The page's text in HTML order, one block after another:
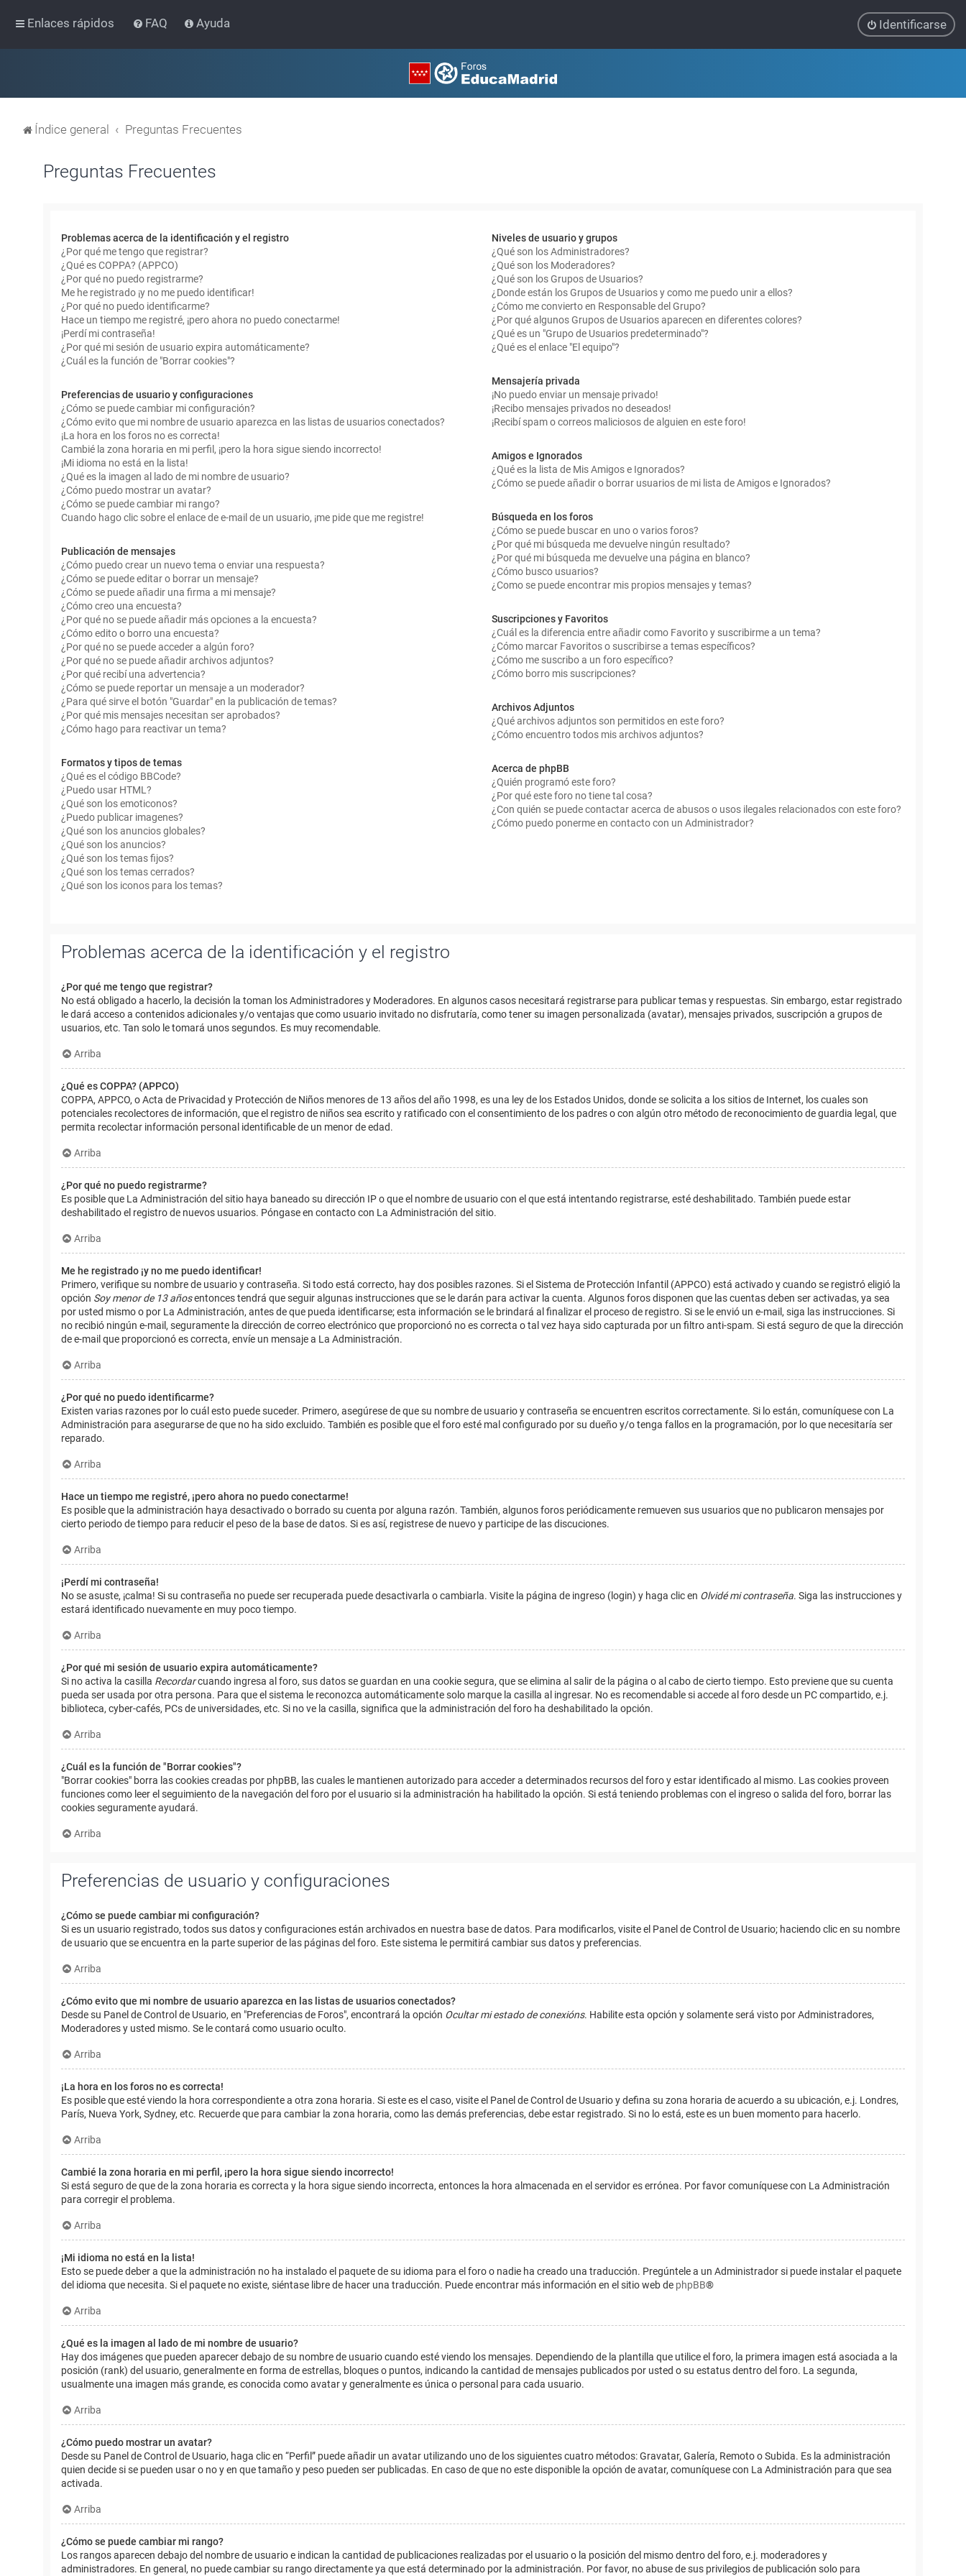
Enlaces rápidos FAQ Ayuda Identificarse
Índice general Preguntas Frecuentes
Preguntas Frecuentes
Problemas acerca de la identificación y el registro
¿Por qué me tengo que registrar?
¿Qué es COPPA? (APPCO)
¿Por qué no puedo registrarme?
Me he registrado ¡y no me puedo identificar!
¿Por qué no puedo identificarme?
Hace un tiempo me registré, ¡pero ahora no puedo conectarme!
¡Perdí mi contraseña!
¿Por qué mi sesión de usuario expira automáticamente?
¿Cuál es la función de "Borrar cookies"?
Preferencias de usuario y configuraciones
¿Cómo se puede cambiar mi configuración?
¿Cómo evito que mi nombre de usuario aparezca en las listas de usuarios conectados?
¡La hora en los foros no es correcta!
Cambié la zona horaria en mi perfil, ¡pero la hora sigue siendo incorrecto!
¡Mi idioma no está en la lista!
¿Qué es la imagen al lado de mi nombre de usuario?
¿Cómo puedo mostrar un avatar?
¿Cómo se puede cambiar mi rango?
Cuando hago clic sobre el enlace de e-mail de un usuario, ¡me pide que me registre!
Publicación de mensajes
¿Cómo puedo crear un nuevo tema o enviar una respuesta?
¿Cómo se puede editar o borrar un mensaje?
¿Cómo se puede añadir una firma a mi mensaje?
¿Cómo creo una encuesta?
¿Por qué no se puede añadir más opciones a la encuesta?
¿Cómo edito o borro una encuesta?
¿Por qué no se puede acceder a algún foro?
¿Por qué no se puede añadir archivos adjuntos?
¿Por qué recibí una advertencia?
¿Cómo se puede reportar un mensaje a un moderador?
¿Para qué sirve el botón "Guardar" en la publicación de temas?
¿Por qué mis mensajes necesitan ser aprobados?
¿Cómo hago para reactivar un tema?
Formatos y tipos de temas
¿Qué es el código BBCode?
¿Puedo usar HTML?
¿Qué son los emoticonos?
¿Puedo publicar imagenes?
¿Qué son los anuncios globales?
¿Qué son los anuncios?
¿Qué son los temas fijos?
¿Qué son los temas cerrados?
¿Qué son los iconos para los temas?
Niveles de usuario y grupos
¿Qué son los Administradores?
¿Qué son los Moderadores?
¿Qué son los Grupos de Usuarios?
¿Donde están los Grupos de Usuarios y como me puedo unir a ellos?
¿Cómo me convierto en Responsable del Grupo?
¿Por qué algunos Grupos de Usuarios aparecen en diferentes colores?
¿Qué es un "Grupo de Usuarios predeterminado"?
¿Qué es el enlace "El equipo"?
Mensajería privada
¡No puedo enviar un mensaje privado!
¡Recibo mensajes privados no deseados!
¡Recibí spam o correos maliciosos de alguien en este foro!
Amigos e Ignorados
¿Qué es la lista de Mis Amigos e Ignorados?
¿Cómo se puede añadir o borrar usuarios de mi lista de Amigos e Ignorados?
Búsqueda en los foros
¿Cómo se puede buscar en uno o varios foros?
¿Por qué mi búsqueda me devuelve ningún resultado?
¿Por qué mi búsqueda me devuelve una página en blanco?
¿Cómo busco usuarios?
¿Como se puede encontrar mis propios mensajes y temas?
Suscripciones y Favoritos
¿Cuál es la diferencia entre añadir como Favorito y suscribirme a un tema?
¿Cómo marcar Favoritos o suscribirse a temas específicos?
¿Cómo me suscribo a un foro específico?
¿Cómo borro mis suscripciones?
Archivos Adjuntos
¿Qué archivos adjuntos son permitidos en este foro?
¿Cómo encuentro todos mis archivos adjuntos?
Acerca de phpBB
¿Quién programó este foro?
¿Por qué este foro no tiene tal cosa?
¿Con quién se puede contactar acerca de abusos o usos ilegales relacionados con este foro?
¿Cómo puedo ponerme en contacto con un Administrador?
Problemas acerca de la identificación y el registro
¿Por qué me tengo que registrar?
No está obligado a hacerlo, la decisión la toman los Administradores y Moderadores. En algunos casos necesitará registrarse para publicar temas y respuestas. Sin embargo, estar registrado
le dará acceso a contenidos adicionales y/o ventajas que como usuario invitado no disfrutaría, como tener su imagen personalizada (avatar), mensajes privados, suscripción a grupos de
usuarios, etc. Tan solo le tomará unos segundos. Es muy recomendable.
Arriba
¿Qué es COPPA? (APPCO)
COPPA, APPCO, o Acta de Privacidad y Protección de Niños menores de 13 años del año 1998, es una ley de los Estados Unidos, donde se solicita a los sitios de Internet, los cuales son
potenciales recolectores de información, que el registro de niños sea escrito y ratificado con el consentimiento de los padres o con algún otro método de reconocimiento de guardia legal, que
permita recolectar información personal identificable de un menor de edad.
Arriba
¿Por qué no puedo registrarme?
Es posible que La Administración del sitio haya baneado su dirección IP o que el nombre de usuario con el que está intentando registrarse, esté deshabilitado. También puede estar
deshabilitado el registro de nuevos usuarios. Póngase en contacto con La Administración del sitio.
Arriba
Me he registrado ¡y no me puedo identificar!
Primero, verifique su nombre de usuario y contraseña. Si todo está correcto, hay dos posibles razones. Si el Sistema de Protección Infantil (APPCO) está activado y cuando se registró eligió la
opción Soy menor de 13 añosentonces tendrá que seguir algunas instrucciones que se le darán para activar la cuenta. Algunos foros disponen que las cuentas deben ser activadas, ya sea
por usted mismo o por La Administración, antes de que pueda identificarse; esta información se le brindará al finalizar el proceso de registro. Si se le envió un e-mail, siga las instrucciones. Si
no recibió ningún e-mail, seguramente la dirección de correo electrónico que proporcionó no es correcta o tal vez haya sido capturada por un filtro anti-spam. Si está seguro de que la dirección
de e-mail que proporcionó es correcta, envíe un mensaje a La Administración.
Arriba
¿Por qué no puedo identificarme?
Existen varias razones por lo cuál esto puede suceder. Primero, asegúrese de que su nombre de usuario y contraseña se encuentren escritos correctamente. Si lo están, comuníquese con La
Administración para asegurarse de que no ha sido excluido. También es posible que el foro esté mal configurado por su dueño y/o tenga fallos en la programación, por lo que necesitaría ser
reparado.
Arriba
Hace un tiempo me registré, ¡pero ahora no puedo conectarme!
Es posible que la administración haya desactivado o borrado su cuenta por alguna razón. También, algunos foros periódicamente remueven sus usuarios que no publicaron mensajes por
cierto periodo de tiempo para reducir el peso de la base de datos. Si es así, registrese de nuevo y participe de las discuciones.
Arriba
¡Perdí mi contraseña!
No se asuste, ¡calma! Si su contraseña no puede ser recuperada puede desactivarla o cambiarla. Visite la página de ingreso (login) y haga clic en Olvidé mi contraseña. Siga las instrucciones y
estará identificado nuevamente en muy poco tiempo.
Arriba
¿Por qué mi sesión de usuario expira automáticamente?
Si no activa la casilla Recordarcuando ingresa al foro, sus datos se guardan en una cookie segura, que se elimina al salir de la página o al cabo de cierto tiempo. Esto previene que su cuenta
pueda ser usada por otra persona. Para que el sistema le reconozca automáticamente solo marque la casilla al ingresar. No es recomendable si accede al foro desde un PC compartido, e.j.
biblioteca, cyber-cafés, PCs de universidades, etc. Si no ve la casilla, significa que la administración del foro ha deshabilitado la opción.
Arriba
¿Cuál es la función de "Borrar cookies"?
"Borrar cookies" borra las cookies creadas por phpBB, las cuales le mantienen autorizado para acceder a determinados recursos del foro y estar identificado al mismo. Las cookies proveen
funciones como leer el seguimiento de la navegación del foro por el usuario si la administración ha habilitado la opción. Si está teniendo problemas con el ingreso o salida del foro, borrar las
cookies seguramente ayudará.
Arriba
Preferencias de usuario y configuraciones
¿Cómo se puede cambiar mi configuración?
Si es un usuario registrado, todos sus datos y configuraciones están archivados en nuestra base de datos. Para modificarlos, visite el Panel de Control de Usuario; haciendo clic en su nombre
de usuario que se encuentra en la parte superior de las páginas del foro. Este sistema le permitirá cambiar sus datos y preferencias.
Arriba
¿Cómo evito que mi nombre de usuario aparezca en las listas de usuarios conectados?
Desde su Panel de Control de Usuario, en "Preferencias de Foros", encontrará la opción Ocultar mi estado de conexións. Habilite esta opción y solamente será visto por Administradores,
Moderadores y usted mismo. Se le contará como usuario oculto.
Arriba
¡La hora en los foros no es correcta!
Es posible que esté viendo la hora correspondiente a otra zona horaria. Si este es el caso, visite el Panel de Control de Usuario y defina su zona horaria de acuerdo a su ubicación, e.j. Londres,
París, Nueva York, Sydney, etc. Recuerde que para cambiar la zona horaria, como las demás preferencias, debe estar registrado. Si no lo está, este es un buen momento para hacerlo.
Arriba
Cambié la zona horaria en mi perfil, ¡pero la hora sigue siendo incorrecto!
Si está seguro de que de la zona horaria es correcta y la hora sigue siendo incorrecta, entonces la hora almacenada en el servidor es errónea. Por favor comuníquese con La Administración
para corregir el problema.
Arriba
¡Mi idioma no está en la lista!
Esto se puede deber a que la administración no ha instalado el paquete de su idioma para el foro o nadie ha creado una traducción. Pregúntele a un Administrador si puede instalar el paquete
del idioma que necesita. Si el paquete no existe, siéntase libre de hacer una traducción. Puede encontrar más información en el sitio web de phpBB®
Arriba
¿Qué es la imagen al lado de mi nombre de usuario?
Hay dos imágenes que pueden aparecer debajo de su nombre de usuario cuando esté viendo los mensajes. Dependiendo de la plantilla que utilice el foro, la primera imagen está asociada a la
posición (rank) del usuario, generalmente en forma de estrellas, bloques o puntos, indicando la cantidad de mensajes publicados por usted o su estatus dentro del foro. La segunda,
usualmente una imagen más grande, es conocida como avatar y generalmente es única o personal para cada usuario.
Arriba
¿Cómo puedo mostrar un avatar?
Desde su Panel de Control de Usuario, haga clic en “Perfil” puede añadir un avatar utilizando uno de los siguientes cuatro métodos: Gravatar, Galería, Remoto o Subida. Es la administración
quien decide si se pueden usar o no y en que tamaño y peso pueden ser publicadas. En caso de que no este disponible la opción de avatar, comuníquese con La Administración para que sea
activada.
Arriba
¿Cómo se puede cambiar mi rango?
Los rangos aparecen debajo del nombre de usuario e indican la cantidad de publicaciones realizadas por el usuario o la posición del mismo dentro del foro, e.j. moderadores y
administradores. En general, no puede cambiar su rango directamente ya que está determinado por la administración. Por favor, no abuse de sus privilegios de publicación solo para